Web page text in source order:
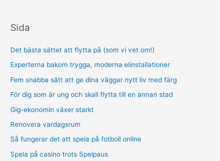
Sida
Det bästa sättet att flytta på (som vi vet om!)
Experterna bakom trygga, moderna elinstallationer
Fem snabba sätt att ge dina väggar nytt liv med färg
För dig som är ung och skall flytta till en annan stad
Gig-ekonomin växer starkt
Renovera vardagsrum
Så fungerar det att spela på fotboll online
Spela på casino trots Spelpaus